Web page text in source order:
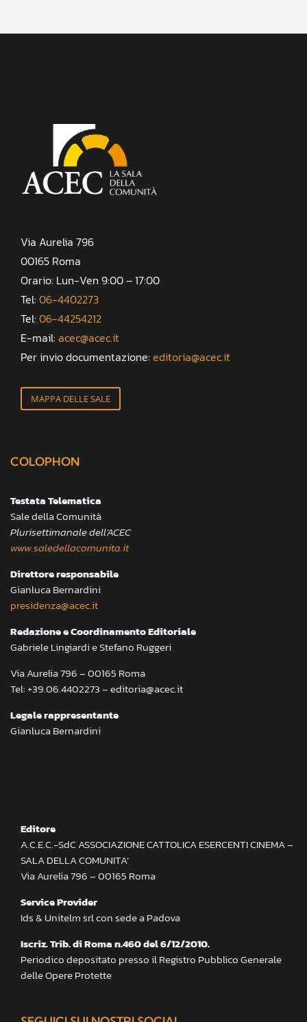
Via Aurelia 796
00165 Roma
Orario: Lun-Ven 9:00 – 17:00
Tel: 06-4402273
Tel: 06-44254212
E-mail: acec@acec.it
Per invio documentazione: editoria@acec.it
MAPPA DELLE SALE
COLOPHON
Testata Telematica
Sale della Comunità
Plurisettimanale dell’ACEC
www.saledellacomunita.it
Direttore responsabile
Gianluca Bernardini
presidenza@acec.it
Redazione e Coordinamento Editoriale
Gabriele Lingiardi e Stefano Ruggeri
Via Aurelia 796 – 00165 Roma
Tel: +39.06.4402273 – editoria@acec.it
Legale rappresentante
Gianluca Bernardini
Editore
A.C.E.C.-SdC ASSOCIAZIONE CATTOLICA ESERCENTI CINEMA –
SALA DELLA COMUNITA’
Via Aurelia 796 – 00165 Roma
Service Provider
Ids & Unitelm srl con sede a Padova
Iscriz. Trib. di Roma n.460 del 6/12/2010.
Periodico depositato presso il Registro Pubblico Generale
delle Opere Protette